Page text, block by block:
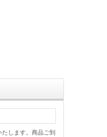
します。商品ご到